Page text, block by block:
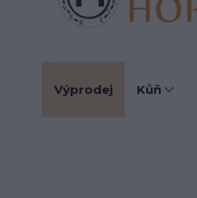
Výprodej Kůň